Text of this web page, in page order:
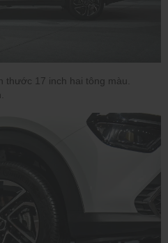
thước 17 inch hai tông màu.